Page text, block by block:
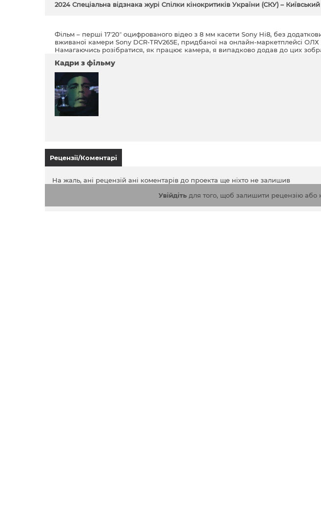
2024 Спеціальна відзнака журі Спілки кінокритиків України (СКУ) –
Фільм – перші 17ʼ20ʼʼ оцифрованого відео з 8 мм касети Sony Hi8, без
вживаної камери Sony DCR-TRV265E, придбаної на онлайн-маркетплейсі ОЛХ
Намагаючись розібратися, як працює камера, я випадково додав до цих
Кадри з фільму
Рецензії/Коментарі
На жаль, ані рецензій ані коментарів до проекта ще ніхто не залишив
Увійдітьдля того, щоб залишити рецензію або